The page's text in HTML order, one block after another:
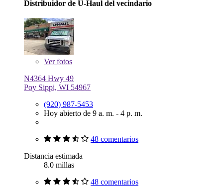
Distribuidor de U-Haul del vecindario
Verfotos
N4364 Hwy 49
Poy Sippi, WI 54967
(920) 987-5453
Hoy abierto de 9 a. m. - 4 p. m.
48 comentarios
Distancia estimada
8.0 millas
48 comentarios